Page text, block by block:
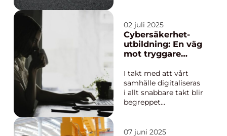
landsvägar. Deras
främsta syfte är att ge
tydlighet och struktur
i miljöer där
02 juli 2025
Cybersäkerhet-
utbildning: En väg
mot tryggare
I takt med att vårt
samhälle digitaliseras
i allt snabbare takt blir
begreppet
förstå hoten och
07 juni 2025